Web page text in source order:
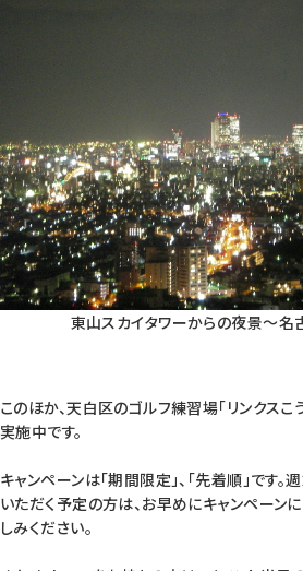
東山スカイタワーからの夜景〜
このほか、天白区のゴルフ練習場「リンクスこ
実施中です。
キャンペーンは「期間限定」、「先着順」です
いただく予定の方は、お早めにキャンペーン
しみください。